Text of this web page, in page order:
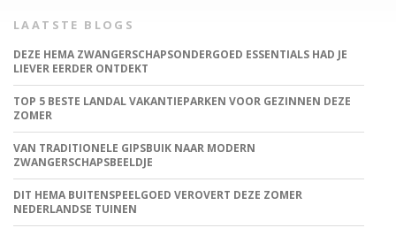
LAATSTE BLOGS
DEZE HEMA ZWANGERSCHAPSONDERGOED ESSENTIALS HAD JE
LIEVER EERDER ONTDEKT
TOP 5 BESTE LANDAL VAKANTIEPARKEN VOOR GEZINNEN DEZE
ZOMER
VAN TRADITIONELE GIPSBUIK NAAR MODERN
ZWANGERSCHAPSBEELDJE
DIT HEMA BUITENSPEELGOED VEROVERT DEZE ZOMER
NEDERLANDSE TUINEN